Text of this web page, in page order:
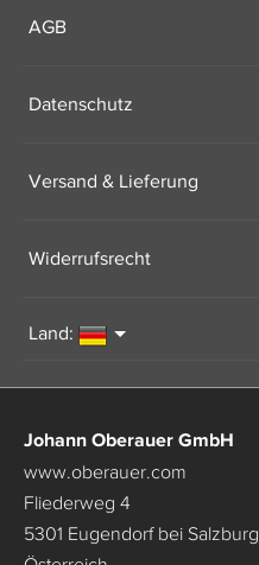
AGB
Datenschutz
Versand & Lieferung
Widerrufsrecht
Land:
Johann Oberauer GmbH
www.oberauer.com
Fliederweg 4
5301 Eugendorf bei Salzburg